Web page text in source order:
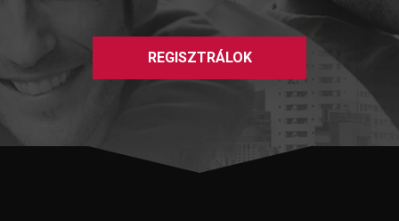
REGISZTRÁLOK